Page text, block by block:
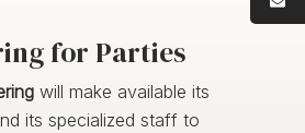
for Parties
will make available its
its specialized staff to